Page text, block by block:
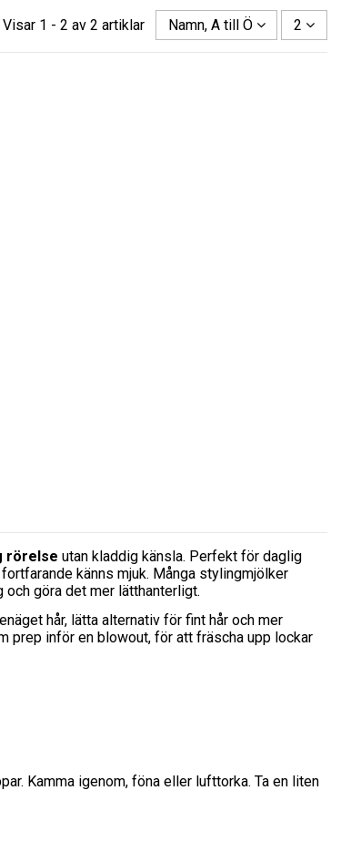
Visar 1 - 2 av 2 artiklar Namn, A till Ö 2
rörelse utan kladdig känsla. Perfekt för daglig
känns mjuk. Många stylingmjölker
göra det mer lätthanterligt.
hår, lätta alternativ för fint hår och mer
prep inför en blowout, för att fräscha upp lockar
Kamma igenom, föna eller lufttorka. Ta en liten